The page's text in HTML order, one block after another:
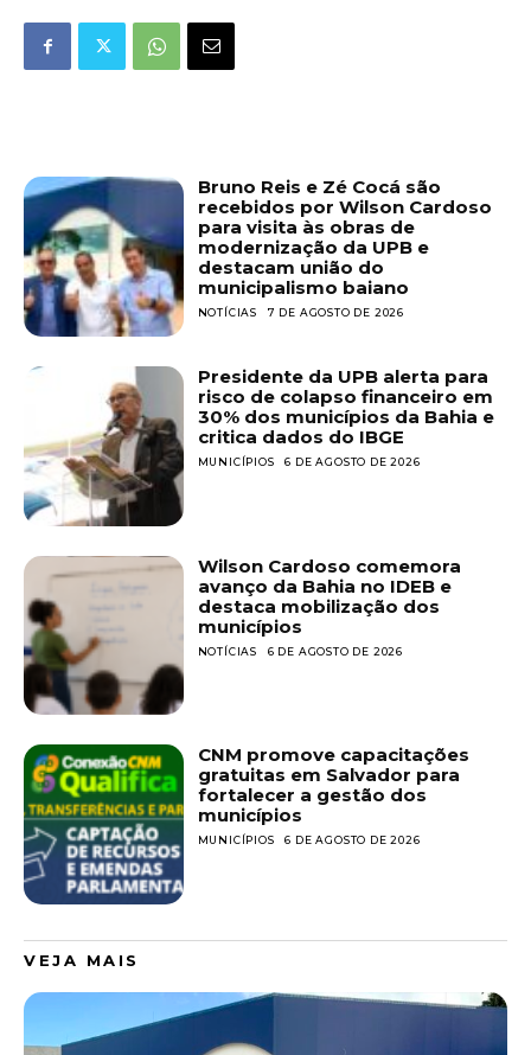
Bruno Reis e Zé Cocá são
recebidos por Wilson Cardoso
para visita às obras de
modernização da UPB e
destacam união do
municipalismo baiano
NOTÍCIAS 7 DE AGOSTO DE 2026
Presidente da UPB alerta para
risco de colapso financeiro em
30% dos municípios da Bahia e
critica dados do IBGE
MUNICÍPIOS 6 DE AGOSTO DE 2026
Wilson Cardoso comemora
avanço da Bahia no IDEB e
destaca mobilização dos
municípios
NOTÍCIAS 6 DE AGOSTO DE 2026
CNM promove capacitações
gratuitas em Salvador para
fortalecer a gestão dos
municípios
MUNICÍPIOS 6 DE AGOSTO DE 2026
VEJA MAIS